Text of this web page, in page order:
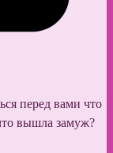
перед вами что
вышла замуж?